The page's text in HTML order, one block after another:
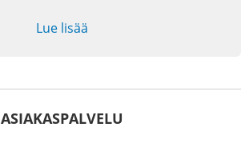
Lue lisää
ASIAKASPALVELU